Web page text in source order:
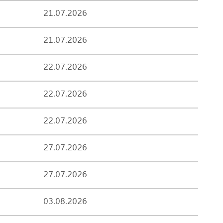
21.07.2026
21.07.2026
22.07.2026
22.07.2026
22.07.2026
27.07.2026
27.07.2026
03.08.2026